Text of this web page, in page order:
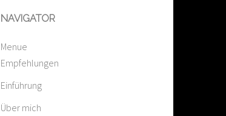
NAVIGATOR
Menue
Empfehlungen
Einführung
Über mich